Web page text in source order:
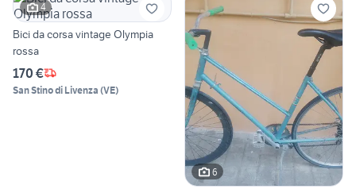
4
Bici da corsa vintage Olympia
rossa
170 €
San Stino di Livenza (VE)
6